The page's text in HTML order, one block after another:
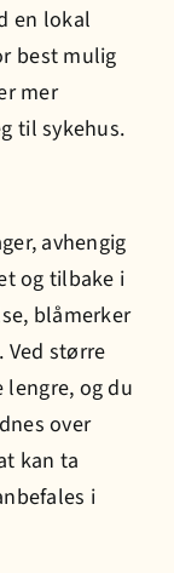
en lokal
best mulig
mer
til sykehus.
avhengig
og tilbake i
blåmerker
Ved større
og du
over
kan ta
i